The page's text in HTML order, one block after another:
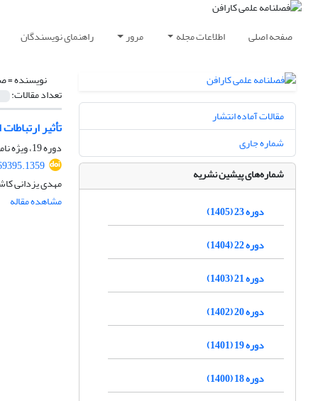
صفحه اصلی اطلاعات مجله مرور راهنمای نویسندگان
نویسنده =
تعداد مقالات:
تأثیر
دوره 19، ویژه نامه، تابستان 1401، صفحه
مهدی یزدانی
مشاهده مقاله
مقالات آماده انتشار
شماره جاری
شماره‌های پیشین نشریه
دوره 23 (1405)
دوره 22 (1404)
دوره 21 (1403)
دوره 20 (1402)
دوره 19 (1401)
دوره 18 (1400)